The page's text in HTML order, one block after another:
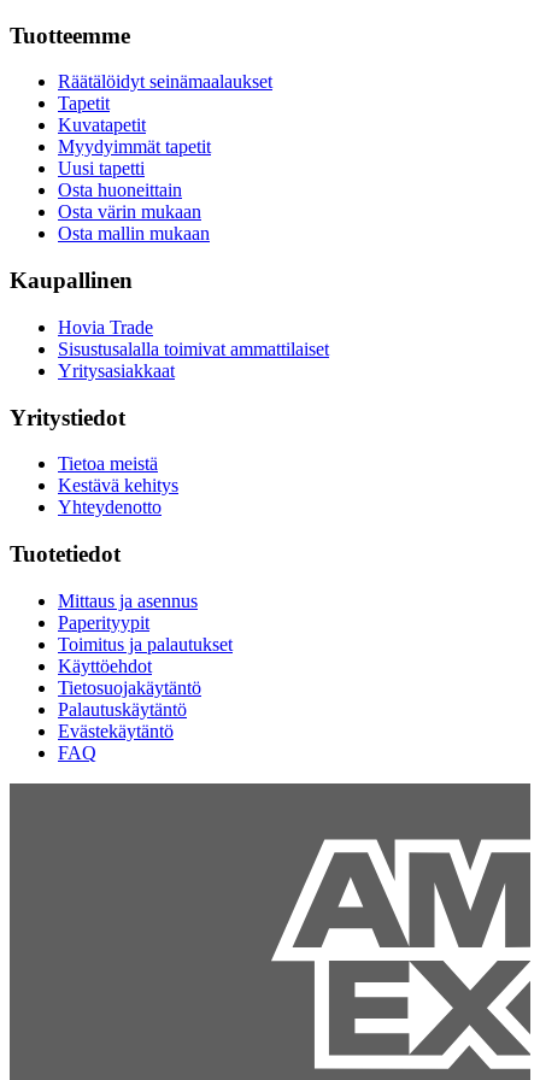
Tuotteemme
Räätälöidyt seinämaalaukset
Tapetit
Kuvatapetit
Myydyimmät tapetit
Uusi tapetti
Osta huoneittain
Osta värin mukaan
Osta mallin mukaan
Kaupallinen
Hovia Trade
Sisustusalalla toimivat ammattilaiset
Yritysasiakkaat
Yritystiedot
Tietoa meistä
Kestävä kehitys
Yhteydenotto
Tuotetiedot
Mittaus ja asennus
Paperityypit
Toimitus ja palautukset
Käyttöehdot
Tietosuojakäytäntö
Palautuskäytäntö
Evästekäytäntö
FAQ